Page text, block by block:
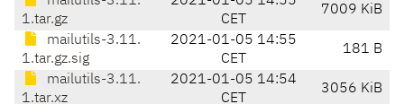
1.tar.gz
CET
7009 KiB
mailutils-3.11.
1.tar.gz.sig
2021-01-05 14:55
CET
181 B
mailutils-3.11.
1.tar.xz
2021-01-05 14:54
CET
3056 KiB